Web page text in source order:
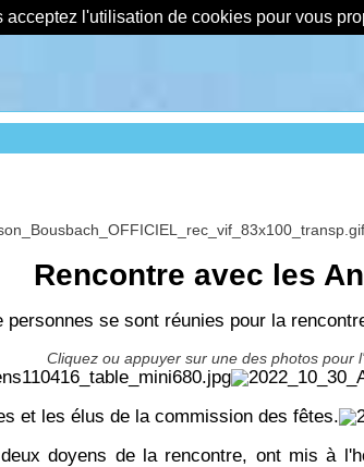
l'utilisation de cookies pour vous
Rencontre avec les
se sont réunies pour la
Cliquez ou appuyer sur une des photos pour
et les élus de la commission des fêtes.
doyens de la rencontre, ont mis à